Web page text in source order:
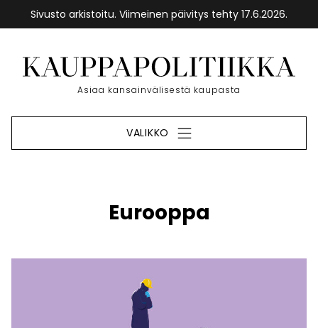
Sivusto arkistoitu. Viimeinen päivitys tehty 17.6.2026.
sisältöön
Etusivu
Asiaa kansainvälisestä kaupasta
VALIKKO
Eurooppa